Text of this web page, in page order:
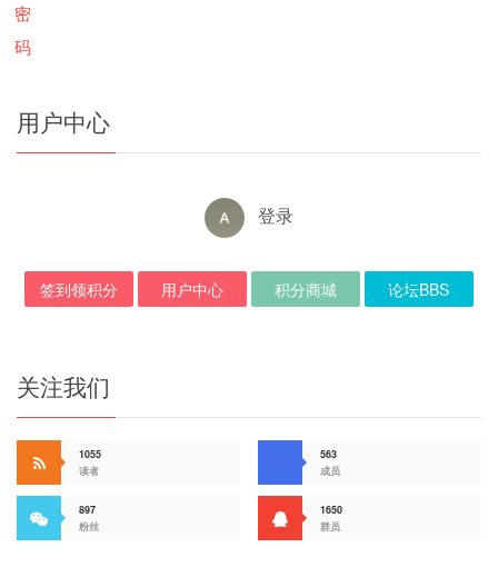
密
码
用户中心
登录
签到领积分 用户中心 积分商城 论坛BBS
关注我们
1055
读者
563
成员
897
粉丝
1650
群员